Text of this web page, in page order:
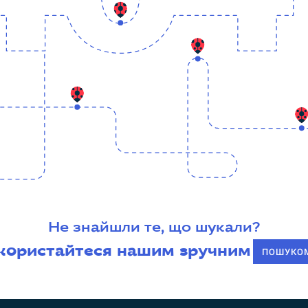
Не знайшли те, що шукали?
нашим зручним